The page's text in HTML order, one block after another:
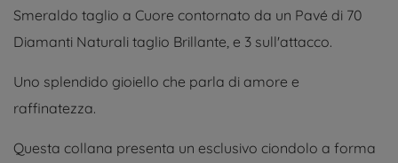
Smeraldo taglio a Cuore contornato da un Pavé di 70
Diamanti Naturali taglio Brillante, e 3 sull'attacco.
Uno splendido gioiello che parla di amore e
raffinatezza.
Questa collana presenta un esclusivo ciondolo a forma